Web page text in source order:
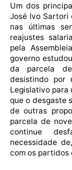
Um dos
José Ivo Sartori
nas últimas
reajustes
pela
governo
da parcela
desistindo por
Legislativo para
que o desgaste
de outras
parcela de
continue
necessidade
com os partidos